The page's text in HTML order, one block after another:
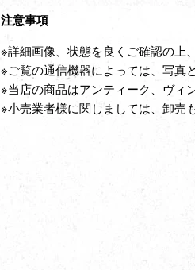
注意事項
※詳細画像、状態を良くご確認の上
※ご覧の通信機器によっては、写真
※当店の商品はアンティーク、ヴィ
※小売業者様に関しましては、卸売